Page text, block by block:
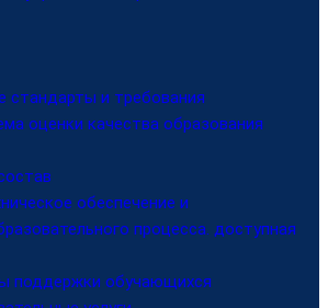
стандарты и требования
оценки качества образования
обеспечение и
процесса. доступная
поддержки обучающихся